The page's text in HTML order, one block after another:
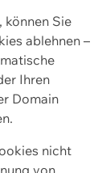
können Sie
ablehnen –
Ihren
Domain
nicht